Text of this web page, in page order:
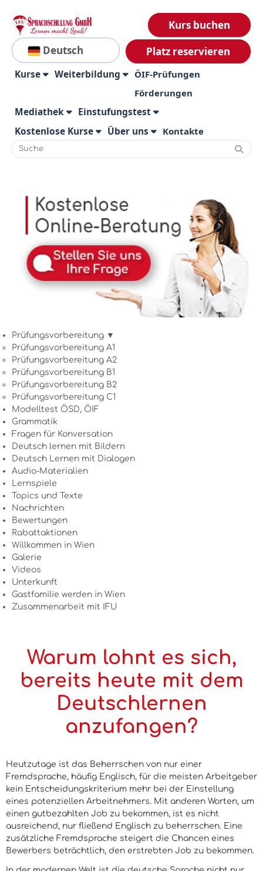
Deutsch
Kurs buchen
Platz reservieren
Kurse Weiterbildung
ÖIF-Prüfungen
Förderungen
Mediathek
Einstufungstest
Kostenlose Kurse
Über uns Kontakte
Prüfungsvorbereitung ▼
Prüfungsvorbereitung A1
Prüfungsvorbereitung A2
Prüfungsvorbereitung B1
Prüfungsvorbereitung B2
Prüfungsvorbereitung C1
Modelltest ÖSD, ÖIF
Grammatik
Fragen für Konversation
Deutsch lernen mit Bildern
Deutsch Lernen mit Dialogen
Audio-Materialien
Lernspiele
Topics und Texte
Nachrichten
Bewertungen
Rabattaktionen
Willkommen in Wien
Galerie
Videos
Unterkunft
Gastfamilie werden in Wien
Zusammenarbeit mit IFU
Warum lohnt es sich,
bereits heute mit dem
Deutschlernen
anzufangen?
Heutzutage ist das Beherrschen von nur einer
Fremdsprache, häufig Englisch, für die meisten Arbeitgeber
kein Entscheidungskriterium mehr bei der Einstellung
eines potenziellen Arbeitnehmers. Mit anderen Worten, um
einen gutbezahlten Job zu bekommen, ist es nicht
ausreichend, nur fließend Englisch zu beherrschen. Eine
zusätzliche Fremdsprache steigert die Chancen eines
Bewerbers beträchtlich, den erstrebten Job zu bekommen.